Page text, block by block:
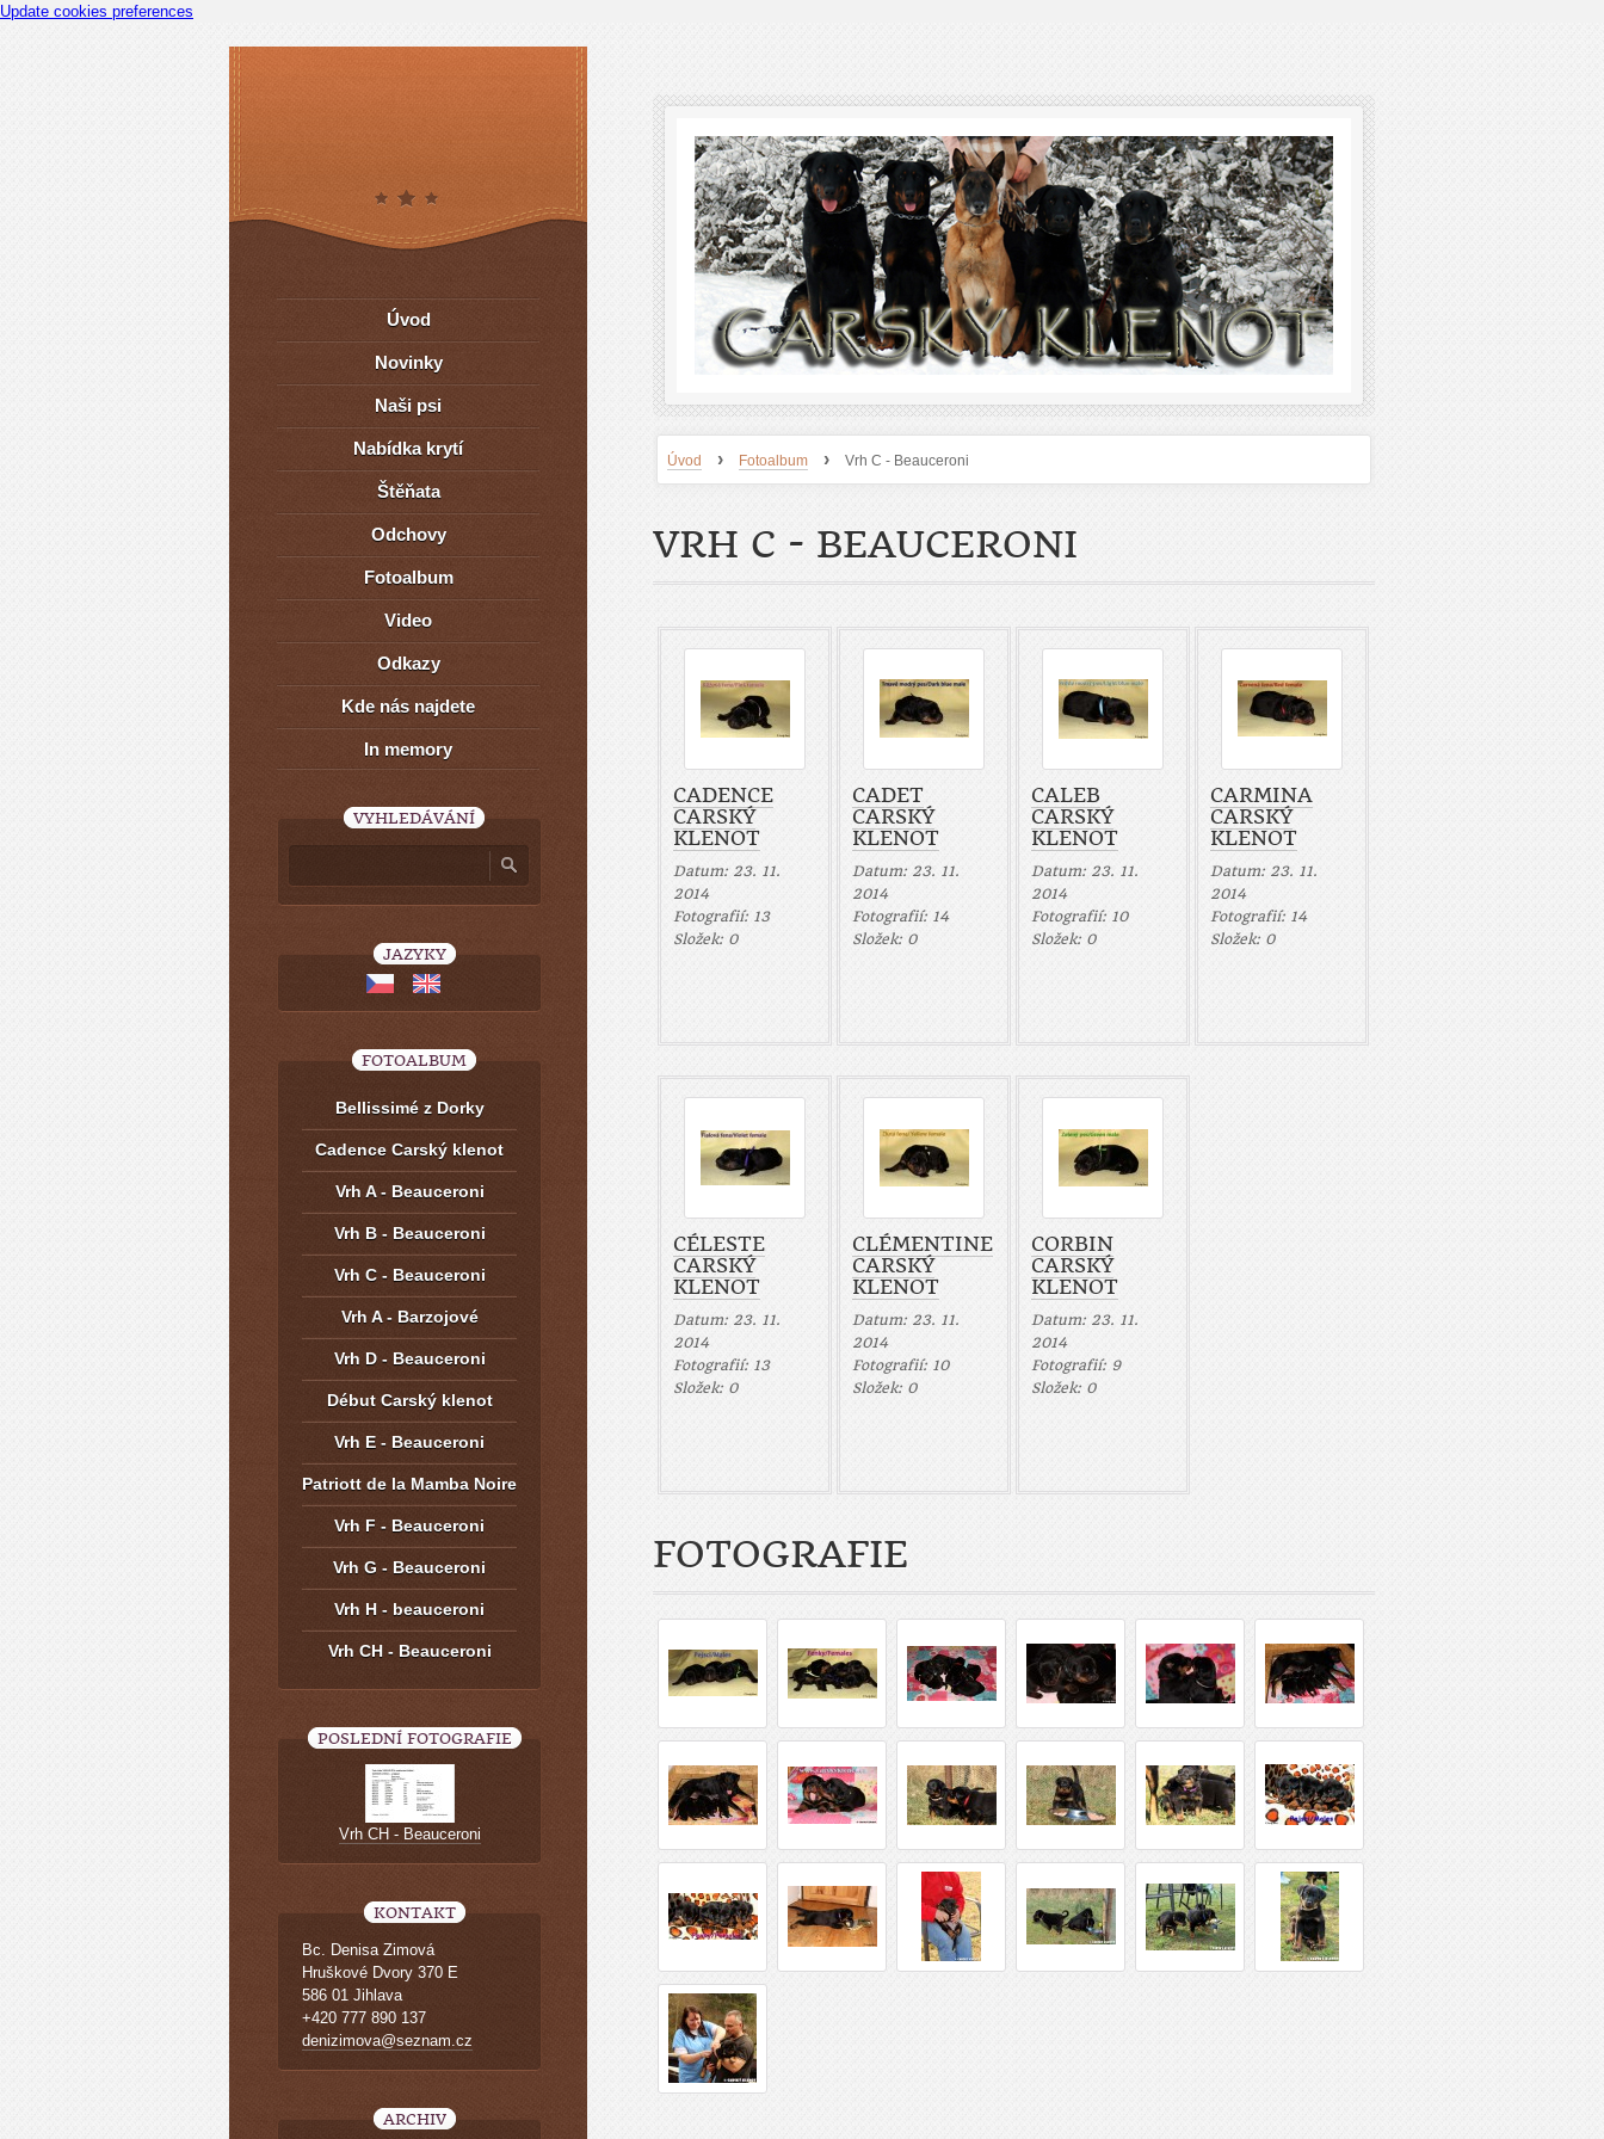
Update cookies preferences
Úvod › Fotoalbum › Vrh C - Beauceroni
VRH C - BEAUCERONI
CADENCE
CARSKÝ
KLENOT
Datum: 23. 11.
2014
Fotografií: 13
Složek: 0
CADET
CARSKÝ
KLENOT
Datum: 23. 11.
2014
Fotografií: 14
Složek: 0
CALEB
CARSKÝ
KLENOT
Datum: 23. 11.
2014
Fotografií: 10
Složek: 0
CARMINA
CARSKÝ
KLENOT
Datum: 23. 11.
2014
Fotografií: 14
Složek: 0
CÉLESTE
CARSKÝ
KLENOT
Datum: 23. 11.
2014
Fotografií: 13
Složek: 0
CLÉMENTINE
CARSKÝ
KLENOT
Datum: 23. 11.
2014
Fotografií: 10
Složek: 0
CORBIN
CARSKÝ
KLENOT
Datum: 23. 11.
2014
Fotografií: 9
Složek: 0
FOTOGRAFIE
Úvod
Novinky
Naši psi
Nabídka krytí
Štěňata
Odchovy
Fotoalbum
Video
Odkazy
Kde nás najdete
In memory
VYHLEDÁVÁNÍ
JAZYKY
FOTOALBUM
Bellissimé z Dorky
Cadence Carský klenot
Vrh A - Beauceroni
Vrh B - Beauceroni
Vrh C - Beauceroni
Vrh A - Barzojové
Vrh D - Beauceroni
Début Carský klenot
Vrh E - Beauceroni
Patriott de la Mamba Noire
Vrh F - Beauceroni
Vrh G - Beauceroni
Vrh H - beauceroni
Vrh CH - Beauceroni
POSLEDNÍ FOTOGRAFIE
Vrh CH - Beauceroni
KONTAKT
Bc. Denisa Zimová
Hruškové Dvory 370 E
586 01 Jihlava
+420 777 890 137
denizimova@seznam.cz
ARCHIV